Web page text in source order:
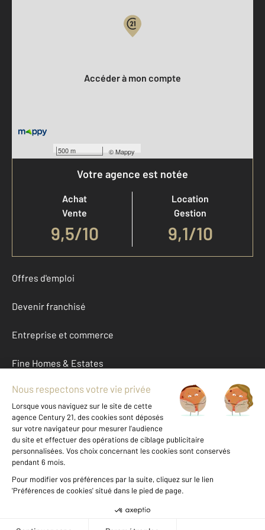
500 m ©Mappy
Accéder à mon compte
Votre agence est notée
Achat
Vente
9,5/10
Location
Gestion
9,1/10
Offres d'emploi
Devenir franchisé
Entreprise et commerce
Fine Homes & Estates
À propos
International
Nous contacter
Données personnelles